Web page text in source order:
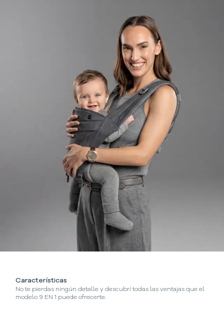
Características
No te pierdas ningún detalle y descubrí todas las ventajas que el
modelo 9 EN 1 puede ofrecerte.